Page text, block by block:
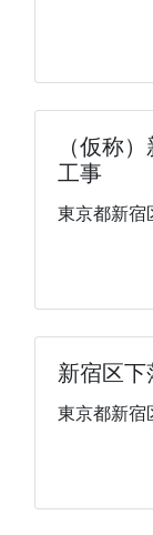
（仮称
工事
東京都新
新宿区
東京都新宿